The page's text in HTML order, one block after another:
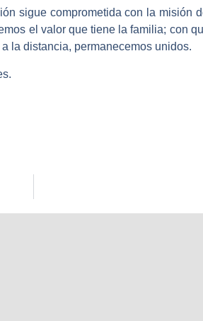
sigue comprometida con la misión
el valor que tiene la familia; con
la distancia, permanecemos unidos.